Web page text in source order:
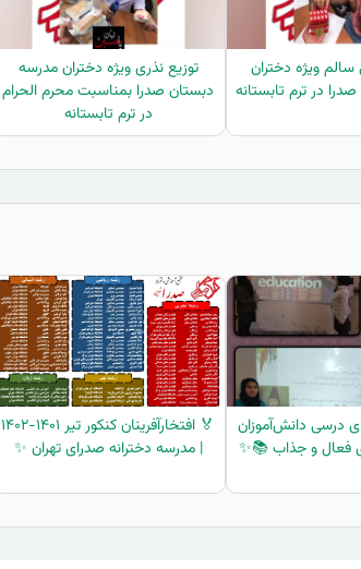
سالم ویژه دختران
در ترم تابستانه
توزیع نذری ویژه دختران مدرسه
دبستان صدرا بمناسبت محرم الحرام
در ترم تابستانه
درسی دانش‌آموزان
فعال و جذاب 📚✨
🏅 افتخارآفرینان کنکور تیر ۱۴۰۱-۱۴۰۲
| مدرسه دخترانه صدرای تهران ✨